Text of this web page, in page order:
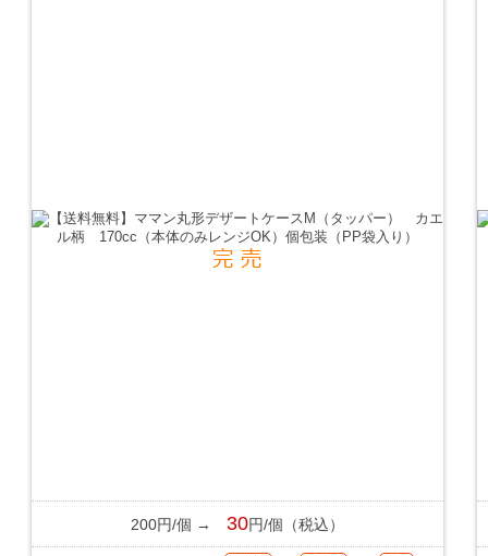
200円/個 → 30円/個（税込）